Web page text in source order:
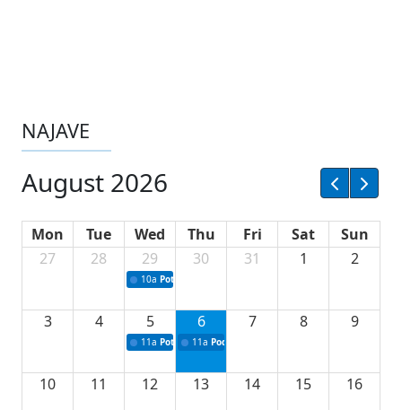
NAJAVE
August 2026
Mon Tue Wed Thu Fri Sat
Sun
27
28 29
10a Potpisivanje ugovora sa neprofitnim
30 31 1 2
3 4 5
11a Potpisivanje ugovora o stipendijama za
6
11a Podrška razvoju vodne infrastrukture u
7 8 9
10 11 12 13 14 15 16